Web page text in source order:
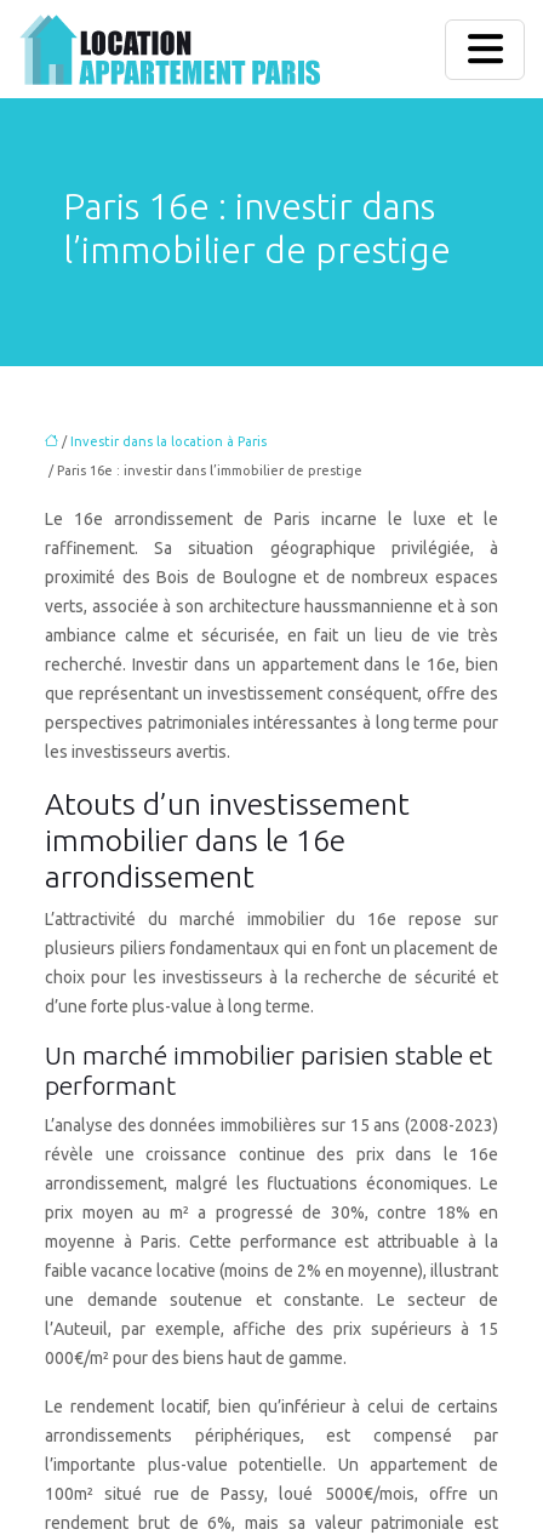
Paris 16e : investir dans
l’immobilier de prestige
/Investir dans la location à Paris
/ Paris 16e : investir dans l’immobilier de prestige
Le 16e arrondissement de Paris incarne le luxe et le
raffinement. Sa situation géographique privilégiée, à
proximité des Bois de Boulogne et de nombreux espaces
verts, associée à son architecture haussmannienne et à son
ambiance calme et sécurisée, en fait un lieu de vie très
recherché. Investir dans un appartement dans le 16e, bien
que représentant un investissement conséquent, offre des
perspectives patrimoniales intéressantes à long terme pour
les investisseurs avertis.
Atouts d’un investissement
immobilier dans le 16e
arrondissement
L’attractivité du marché immobilier du 16e repose sur
plusieurs piliers fondamentaux qui en font un placement de
choix pour les investisseurs à la recherche de sécurité et
d’une forte plus-value à long terme.
Un marché immobilier parisien stable et
performant
L’analyse des données immobilières sur 15 ans (2008-2023)
révèle une croissance continue des prix dans le 16e
arrondissement, malgré les fluctuations économiques. Le
prix moyen au m² a progressé de 30%, contre 18% en
moyenne à Paris. Cette performance est attribuable à la
faible vacance locative (moins de 2% en moyenne), illustrant
une demande soutenue et constante. Le secteur de
l’Auteuil, par exemple, affiche des prix supérieurs à 15
000€/m² pour des biens haut de gamme.
Le rendement locatif, bien qu’inférieur à celui de certains
arrondissements périphériques, est compensé par
l’importante plus-value potentielle. Un appartement de
100m² situé rue de Passy, loué 5000€/mois, offre un
rendement brut de 6%, mais sa valeur patrimoniale est